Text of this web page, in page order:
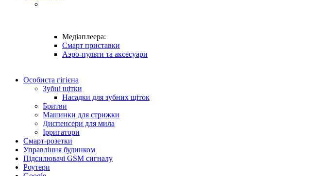
Медіаплеера:
Смарт приставки
Аэро-пульти та аксесуари
Особиста гігієна
Зубні щітки
Насадки для зубних щіток
Бритви
Машинки для стрижки
Диспенсери для мила
Ірригатори
Смарт-розетки
Управління будинком
Підсилювачі GSM сигналу
Роутери